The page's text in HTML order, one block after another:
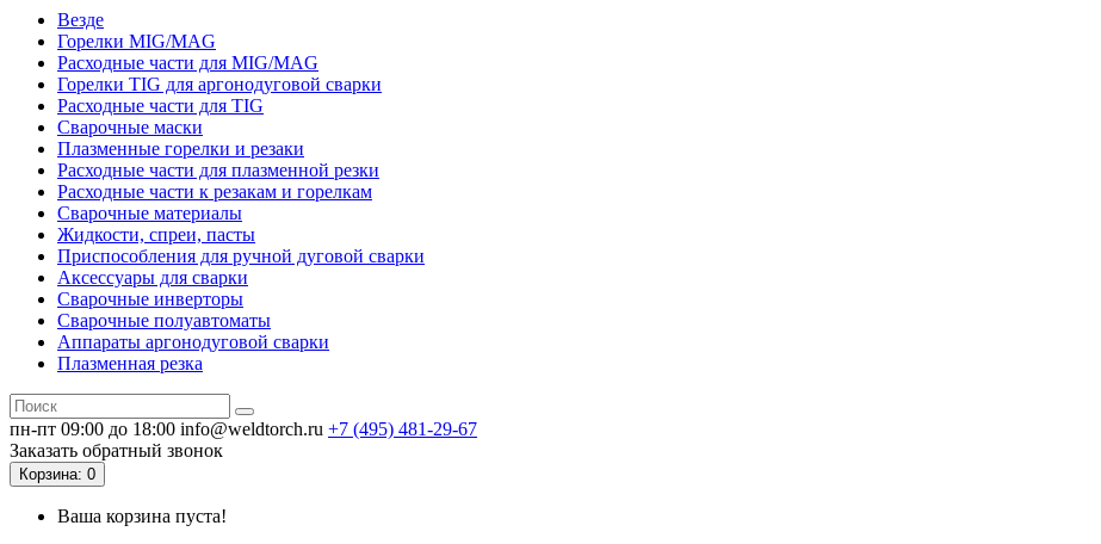
Везде
Горелки MIG/MAG
Расходные части для MIG/MAG
Горелки TIG для аргонодуговой сварки
Расходные части для TIG
Сварочные маски
Плазменные горелки и резаки
Расходные части для плазменной резки
Расходные части к резакам и горелкам
Сварочные материалы
Жидкости, спреи, пасты
Приспособления для ручной дуговой сварки
Аксессуары для сварки
Сварочные инверторы
Сварочные полуавтоматы
Аппараты аргонодуговой сварки
Плазменная резка
пн-пт 09:00 до 18:00 info@weldtorch.ru +7 (495) 481-29-67
Заказать обратный звонок
Корзина: 0
Ваша корзина пуста!